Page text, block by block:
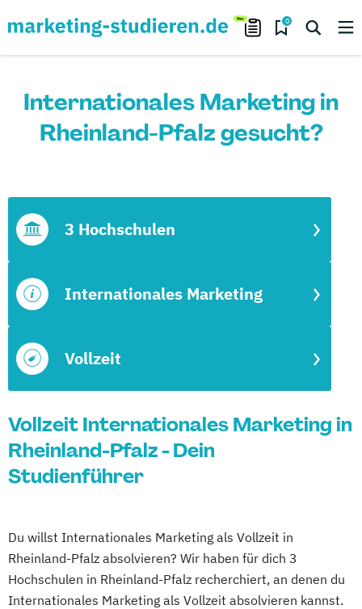
0
Internationales Marketing in
Rheinland-Pfalz gesucht?
Vollzeit
Internationales Marketing
3 Hochschulen
Vollzeit Internationales Marketing in
Rheinland-Pfalz - Dein
Studienführer
Du willst Internationales Marketing als Vollzeit in
Rheinland-Pfalz absolvieren? Wir haben für dich 3
Hochschulen in Rheinland-Pfalz recherchiert, an denen du
Internationales Marketing als Vollzeit absolvieren kannst.